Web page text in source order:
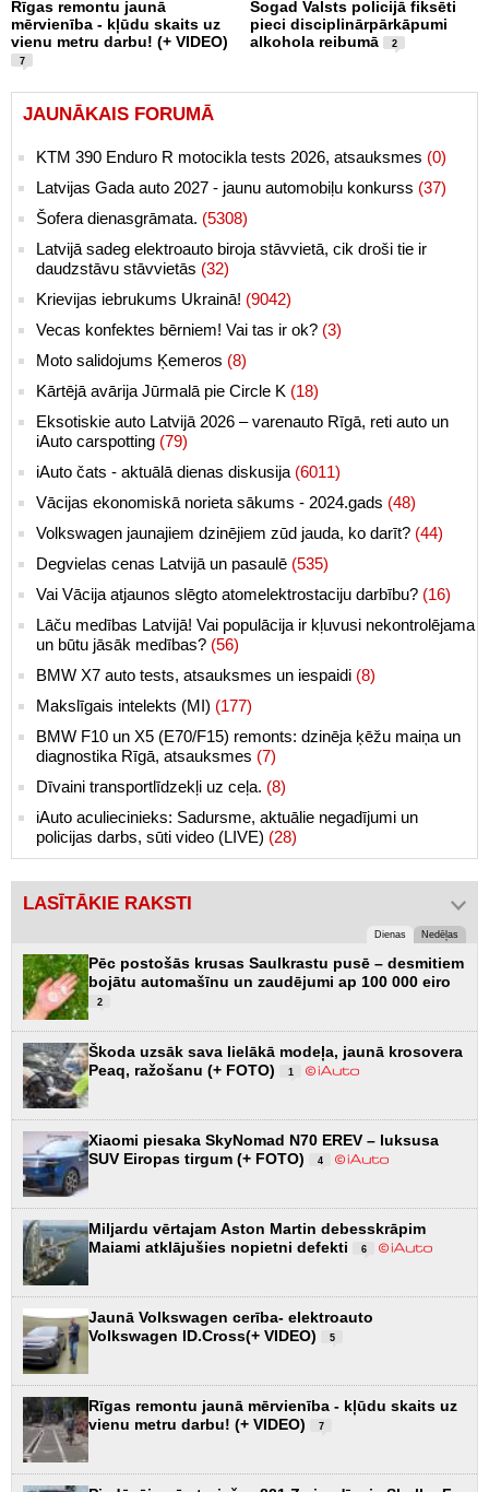
Rīgas remontu jaunā
mērvienība - kļūdu skaits uz
vienu metru darbu! (+ VIDEO)
7
Šogad Valsts policijā fiksēti
pieci disciplinārpārkāpumi
alkohola reibumā
2
JAUNĀKAIS FORUMĀ
KTM 390 Enduro R motocikla tests 2026, atsauksmes (0)
Latvijas Gada auto 2027 - jaunu automobiļu konkurss (37)
Šofera dienasgrāmata. (5308)
Latvijā sadeg elektroauto biroja stāvvietā, cik droši tie ir
daudzstāvu stāvvietās (32)
Krievijas iebrukums Ukrainā! (9042)
Vecas konfektes bērniem! Vai tas ir ok? (3)
Moto salidojums Ķemeros (8)
Kārtējā avārija Jūrmalā pie Circle K (18)
Eksotiskie auto Latvijā 2026 – varenauto Rīgā, reti auto un
iAuto carspotting (79)
iAuto čats - aktuālā dienas diskusija (6011)
Vācijas ekonomiskā norieta sākums - 2024.gads (48)
Volkswagen jaunajiem dzinējiem zūd jauda, ko darīt? (44)
Degvielas cenas Latvijā un pasaulē (535)
Vai Vācija atjaunos slēgto atomelektrostaciju darbību? (16)
Lāču medības Latvijā! Vai populācija ir kļuvusi nekontrolējama
un būtu jāsāk medības? (56)
BMW X7 auto tests, atsauksmes un iespaidi (8)
Makslīgais intelekts (MI) (177)
BMW F10 un X5 (E70/F15) remonts: dzinēja ķēžu maiņa un
diagnostika Rīgā, atsauksmes (7)
Dīvaini transportlīdzekļi uz ceļa. (8)
iAuto aculiecinieks: Sadursme, aktuālie negadījumi un
policijas darbs, sūti video (LIVE) (28)
LASĪTĀKIE RAKSTI
Dienas Nedēļas
Pēc postošās krusas Saulkrastu pusē – desmitiem
bojātu automašīnu un zaudējumi ap 100 000 eiro
2
Škoda uzsāk sava lielākā modeļa, jaunā krosovera
Peaq, ražošanu (+ FOTO)
1
Xiaomi piesaka SkyNomad N70 EREV – luksusa
SUV Eiropas tirgum (+ FOTO)
4
Miljardu vērtajam Aston Martin debesskrāpim
Maiami atklājušies nopietni defekti
6
Jaunā Volkswagen cerība- elektroauto
Volkswagen ID.Cross(+ VIDEO)
5
Rīgas remontu jaunā mērvienība - kļūdu skaits uz
vienu metru darbu! (+ VIDEO)
7